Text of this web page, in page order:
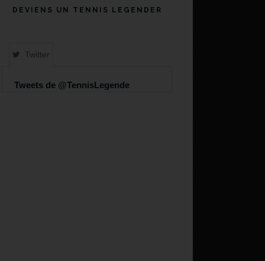
DEVIENS UN TENNIS LEGENDER
Twitter
Tweets de @TennisLegende